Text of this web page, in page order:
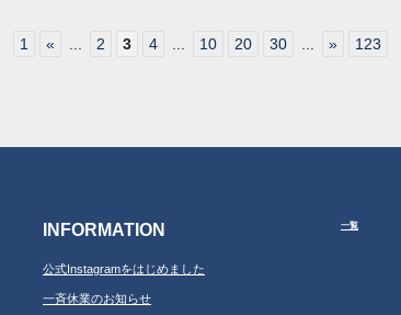
1 « 2 3 4 10 20 30 » 123
INFORMATION 一覧
公式Instagramをはじめました
一斉休業のお知らせ